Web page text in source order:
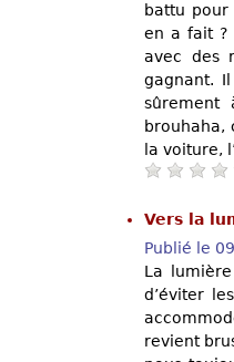
battu pour
en a fait ?
avec des
gagnant.
sûrement
brouhaha,
la voiture,
Vers la
Publié le
La
d’éviter
revient